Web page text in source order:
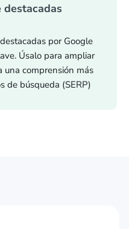
destacadas
por Google
Úsalo para ampliar
una comprensión más
de búsqueda (SERP)